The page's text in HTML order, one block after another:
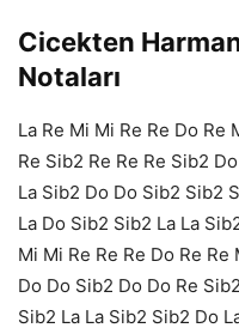
Cicekten
Notaları
La Re Mi Mi Re Re Do Re
Re Sib2 Re Re Re Sib2
La Sib2 Do Do Sib2 Sib2
La Do Sib2 Sib2 La La
Mi Mi Re Re Re Do Re
Do Do Sib2 Do Do Re
Sib2 La La Sib2 Sib2 Do